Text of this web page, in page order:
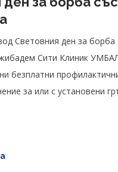
Световния ден за борба
Сити Клиник
безплатни
за или с установени